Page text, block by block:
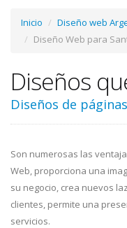
Inicio
Diseño web
Diseño Web para
Diseños
Diseños de
Son numerosas las
Web, proporciona una
su negocio, crea nuevos
clientes, permite una
servicios.